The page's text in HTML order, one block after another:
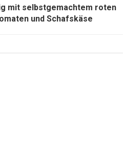
mit selbstgemachtem roten
und Schafskäse